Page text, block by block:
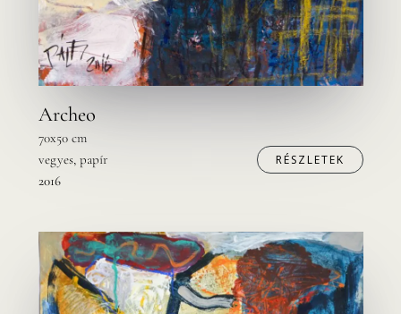
Archeo
70x50 cm
vegyes, papír
2016
RÉSZLETEK